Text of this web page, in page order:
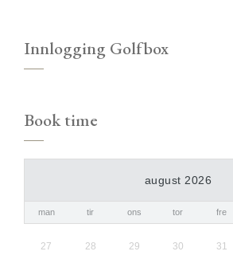
Innlogging Golfbox
Book time
august 2026
man tir ons tor fre
27 28 29 30 31